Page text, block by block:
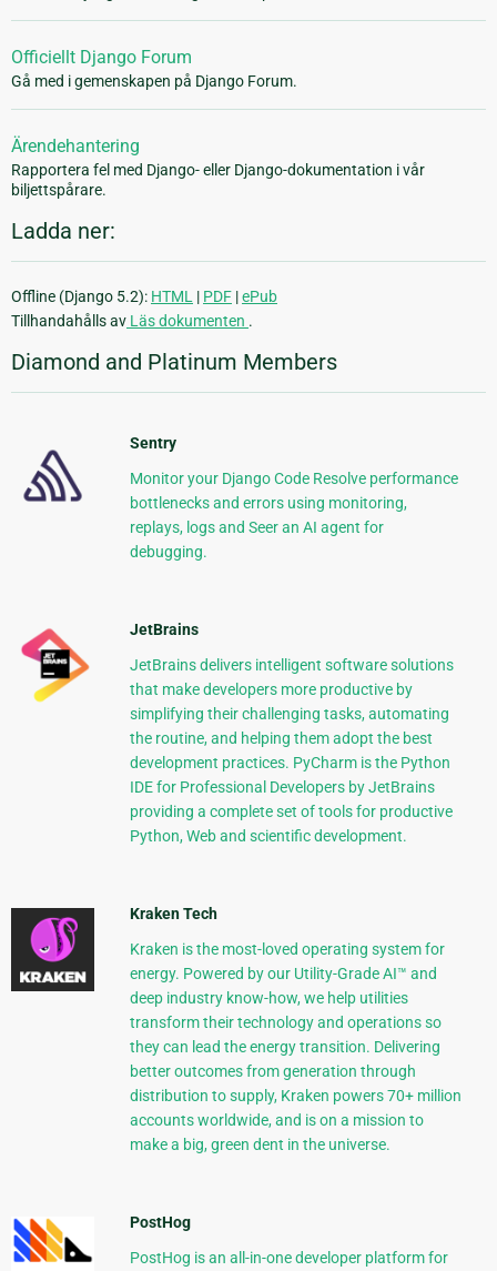
Officiellt Django Forum
Gå med i gemenskapen på Django Forum.
Ärendehantering
Rapportera fel med Django- eller Django-dokumentation i vår
biljettspårare.
Ladda ner:
Offline (Django 5.2): HTML | PDF |ePub
Tillhandahålls av Läs dokumenten .
Diamond and Platinum Members
Sentry
Monitor your Django Code Resolve performance
bottlenecks and errors using monitoring,
replays, logs and Seer an AI agent for
debugging.
JetBrains
JetBrains delivers intelligent software solutions
that make developers more productive by
simplifying their challenging tasks, automating
the routine, and helping them adopt the best
development practices. PyCharm is the Python
IDE for Professional Developers by JetBrains
providing a complete set of tools for productive
Python, Web and scientific development.
Kraken Tech
Kraken is the most-loved operating system for
energy. Powered by our Utility-Grade AI™ and
deep industry know-how, we help utilities
transform their technology and operations so
they can lead the energy transition. Delivering
better outcomes from generation through
distribution to supply, Kraken powers 70+ million
accounts worldwide, and is on a mission to
make a big, green dent in the universe.
PostHog
PostHog is an all-in-one developer platform for